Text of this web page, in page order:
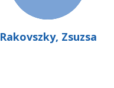
Rakovszky, Zsuzsa